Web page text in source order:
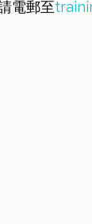
電郵至